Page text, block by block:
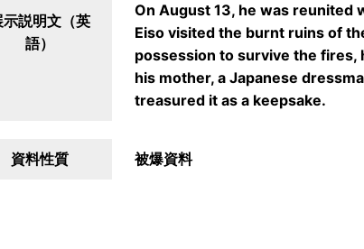
示説明文（英
語）
On August 13, he was reunited
Eiso visited the burnt ruins of
possession to survive the fires,
his mother, a Japanese
treasured it as a keepsake.
資料性質 被爆資料